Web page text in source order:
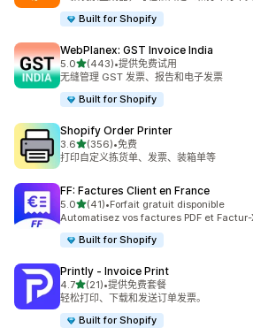
Built for Shopify
WebPlanex: GST Invoice India
5.0星（满分 5 星）
(443)
总共 443 条评论
•提供免费试用
无缝管理 GST 发票、报告和电子发票
Built for Shopify
Shopify Order Printer
3.6星（满分 5 星）
(356)
总共 356 条评论
•免费
打印自定义拣货单、发票、装箱单等
FF: Factures Client en France
5.0星（满分 5 星）
(41)
总共 41 条评论
•Forfait gratuit disponible
Automatisez vos factures PDF et
Built for Shopify
Printly ‑ Invoice Print
4.7星（满分 5 星）
(21)
总共 21 条评论
•提供免费套餐
轻松打印、下载和发送订单发票。
Built for Shopify